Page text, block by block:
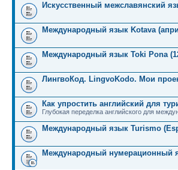
Искусственный межславянский
Международный язык Kotava
Международный язык Toki Pona
ЛингвоКод. LingvoKodo. Мои
Как упростить английский для
Глубокая переделка английского для
Международный язык Turismo
Международный нумерационный